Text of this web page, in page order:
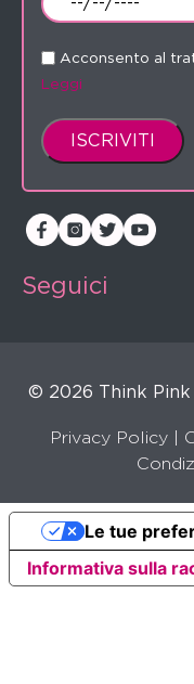
Acconsento al
Leggi
Seguici
© 2026 Think
Privacy Policy |
Informativa sulla
Le tue